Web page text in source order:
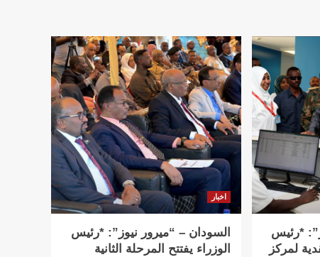
*رئيس
لمركز
اخبار
السودان – “ميرور نيوز”: *رئيس
الوزراء يفتتح المرحلة الثانية